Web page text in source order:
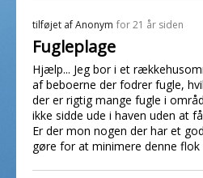
tilføjet afAnonym for 21 år siden
Fugleplage
Hjælp... Jeg bor i et
af beboerne der fodrer fugle,
der er rigtig mange fugle i
ikke sidde ude i haven uden at
Er der mon nogen der har et
gøre for at minimere denne flok